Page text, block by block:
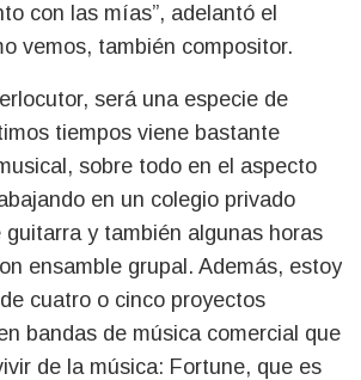
con las mías”, adelantó el
vemos, también compositor.
será una especie de
tiempos viene bastante
sobre todo en el aspecto
en un colegio privado
guitarra y también algunas horas
ensamble grupal. Además, estoy
cuatro o cinco proyectos
bandas de música comercial que
de la música: Fortune, que es